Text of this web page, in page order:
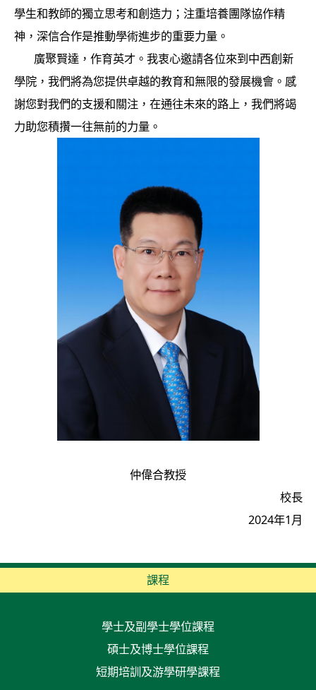
學生和教師的獨立思考和創造力；注重培養團隊協作精
神，深信合作是推動學術進步的重要力量。
廣聚賢達，作育英才。我衷心邀請各位來到中西創新
學院，我們將為您提供卓越的教育和無限的發展機會。感
謝您對我們的支援和關注，在通往未來的路上，我們將竭
力助您積攢一往無前的力量。
仲偉合教授
校長
2024年1月
課程
學士及副學士學位課程
碩士及博士學位課程
短期培訓及游學研學課程